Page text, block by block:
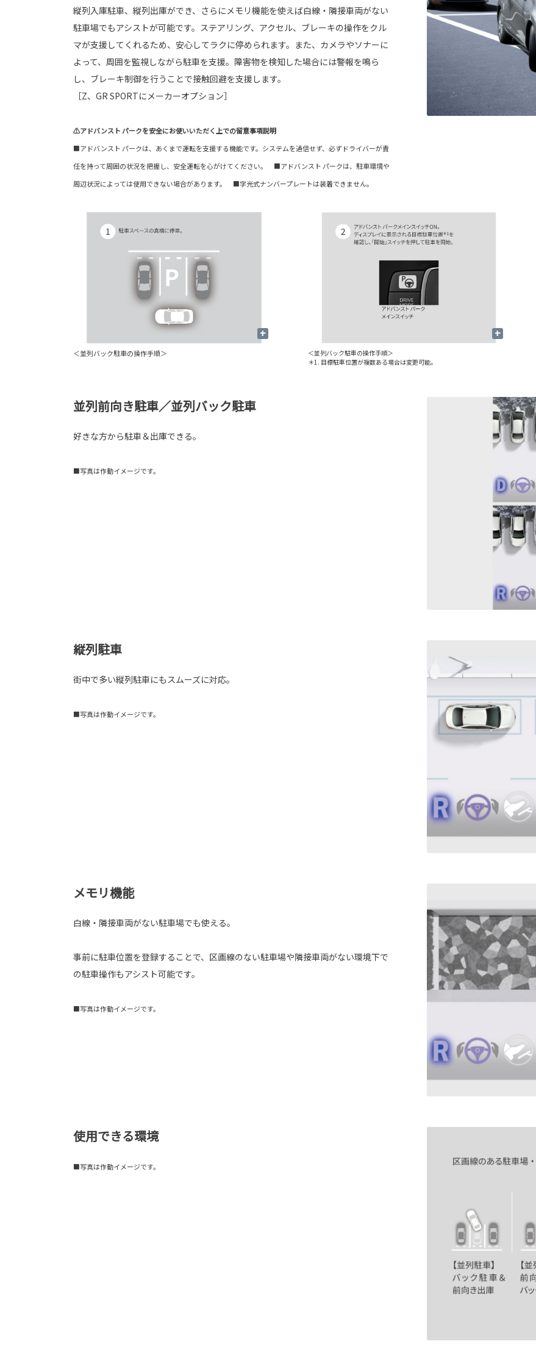
縦列⼊庫駐⾞、縦列出庫ができ、さらにメモリ機能を使えば白線・隣接車両がない
駐車場でもアシストが可能です。ステアリング、アクセル、ブレーキの操作をクル
マが支援してくれるため、安心してラクに停められます。また、カメラやソナーに
よって、周囲を監視しながら駐車を支援。障害物を検知した場合には警報を鳴ら
し、ブレーキ制御を行うことで接触回避を支援します。
［Z、GR SPORTにメーカーオプション］
⚠アドバンスト パークを安全にお使いいただく上での留意事項説明
■アドバンスト パークは、あくまで運転を支援する機能です。システムを過信せず、必ずドライバーが責
任を持って周囲の状況を把握し、安全運転を心がけてください。 ■アドバンスト パークは、駐車環境や
周辺状況によっては使用できない場合があります。 ■字光式ナンバープレートは装着できません。
+
＜並列バック駐車の操作手順＞
+
＜並列バック駐車の操作手順＞
＊1. 目標駐車位置が複数ある場合は変更可能。
並列前向き駐車／並列バック駐車
好きな方から駐車＆出庫できる。
■写真は作動イメージです。
縦列駐車
街中で多い縦列駐車にもスムーズに対応。
■写真は作動イメージです。
メモリ機能
白線・隣接車両がない駐車場でも使える。
事前に駐車位置を登録することで、区画線のない駐車場や隣接車両がない環境下で
の駐車操作もアシスト可能です。
■写真は作動イメージです。
使用できる環境
■写真は作動イメージです。